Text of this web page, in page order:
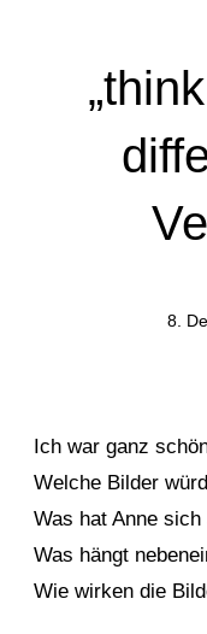
8.
Ich war ganz
Welche Bilder
Was hat Anne
Was hängt
Wie wirken die